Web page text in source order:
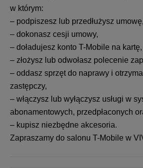
w którym:
– podpiszesz lub przedłużysz umowę,
– dokonasz cesji umowy,
– doładujesz konto T-Mobile na kartę,
– złożysz lub odwołasz polecenie
– oddasz sprzęt do naprawy i
zastępczy,
– włączysz lub wyłączysz usługi w
abonamentowych, przedpłaconych
– kupisz niezbędne akcesoria.
Zapraszamy do salonu T-Mobile w